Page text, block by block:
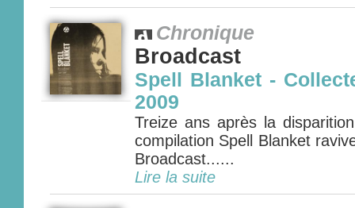
Chronique
Broadcast
Spell Blanket -
2009
Treize ans après la
compilation Spell Blanket
Broadcast......
Lire la suite